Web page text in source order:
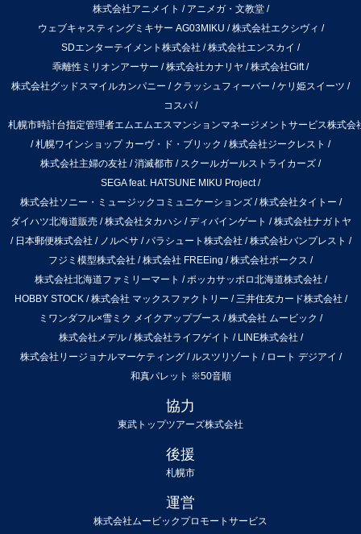
株式会社アニメイト / アニメガ・文教堂/
ウェブキャスティングミキサー AG03MIKU /株式会社エクシヴィ /
SDエンターテイメント株式会社 /株式会社エンスカイ /
乖離性ミリオンアーサー /株式会社カナリヤ /株式会社Gift/
株式会社グッドスマイルカンパニー / クラッシュフィーバー /ケリ姫スイーツ /
コスパ /
札幌市時計台指定管理者エムエムエスマンションマネージメントサービス株式会
/札幌ワインショップ カーヴ・ド・ブリック /株式会社ジークレスト /
株式会社主婦の友社 /消滅都市 / スクールガールストライカーズ /
SEGA feat. HATSUNE MIKU Project/
株式会社ソニー・ミュージックコミュニケーションズ/株式会社タイトー /
ダイハツ北海道販売/株式会社タカハシ /ディバインゲート /株式会社ナガトヤ
/ 日本郵便株式会社 / ノルベサ/パラシュート株式会社 /株式会社バンプレスト /
フジミ模型株式会社 /株式会社 FREEing /株式会社ボークス /
株式会社北海道ファミリーマート /ポッカサッポロ北海道株式会社 /
HOBBY STOCK/株式会社 マックスファクトリー /三井住友カード株式会社 /
ミワンダフル×雪ミク メイクアップブース /株式会社 ムービック /
株式会社メデル/株式会社ライフゲイト / LINE株式会社 /
株式会社リージョナルマーケティング/ ルスツリゾート / ロート デジアイ /
和真パレット ※50音順
協力
東武トップツアーズ株式会社
後援
札幌市
運営
株式会社ムービックプロモートサービス